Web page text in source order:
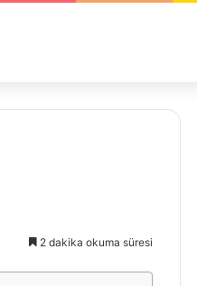
2 dakika okuma süresi